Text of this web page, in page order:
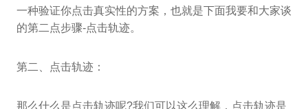
一种验证你点击真实性的方案，也就是下面我要和大家谈
的第二点步骤-点击轨迹。
第二、点击轨迹：
那么什么是点击轨迹呢?我们可以这么理解，点击轨迹是